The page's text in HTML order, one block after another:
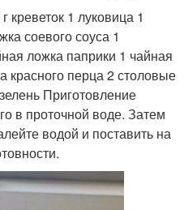
креветок 1 луковица 1
соевого соуса 1
ложка паприки 1 чайная
красного перца 2 столовые
Приготовление
в проточной воде. Затем
водой и поставить на